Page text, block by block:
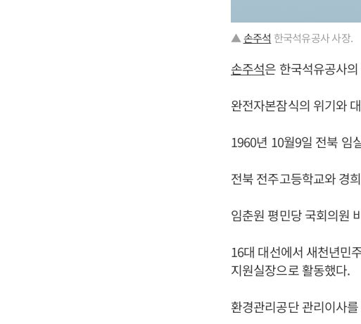
▲손주석 한국석유공사 사장.
손주석은 한국석유공사
완전자본잠식의 위기와
1960년 10월9일 전북 임
전북 전주고등학교와 경
임춘원 평민당 국회의원
16대 대선에서 새천년민
지원실장으로 활동했다.
환경관리공단 관리이사